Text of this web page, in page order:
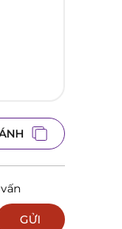
GỬI